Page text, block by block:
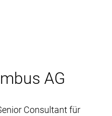
AG
Consultant für